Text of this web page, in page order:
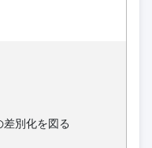
別化を図る